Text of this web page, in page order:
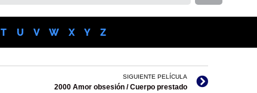
T U V W X Y Z
SIGUIENTE PELÍCULA
2000 Amor obsesión / Cuerpo prestado